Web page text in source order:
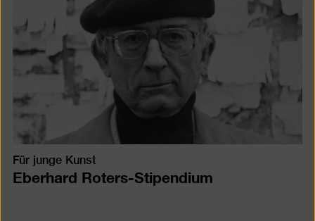
Für junge Kunst
Eberhard Roters-Stipendium